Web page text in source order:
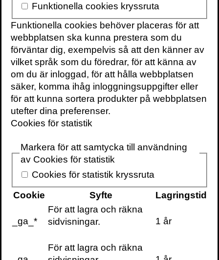
jag förstod, och Arash var tydlig med att det
inte skulle bli några spännande
krigsminnen. Det handlade mest om
pappans och Arashs funderingar och
erfarenheter från åren på Tjörn.
Men man vet ju aldrig, och snäll som man
är (ibland) så bad jag ändå att få läsa. Fast
egentligen handlade det nog mest om den
fega artighet som är ett av mina främsta
personliga kännetecken och ingenting jag
är särskilt stolt över.
Idag är jag ändå bra nöjd med den fega
artigheten. För det tog inte många sidor
innan jag skrattade högt för första gången.
Och sen skrattade jag igen och igen. Och
sen fick jag ont i magen. Och sen grät jag
en skvätt. Och sen skrattade jag lite till.
Och så fortsatte det på det viset med tre
skrattsalvor för varje tår, på ett ungefär.
är lika rolig han, fast på ett annat sätt.
Funktionella cookies kryssruta
Funktionella cookies behöver placeras för att
webbplatsen ska kunna prestera som du
förväntar dig, exempelvis så att den känner av
vilket språk som du föredrar, för att känna av
om du är inloggad, för att hålla webbplatsen
säker, komma ihåg inloggningsuppgifter eller
för att kunna sortera produkter på webbplatsen
utefter dina preferenser.
Cookies för statistik
Markera för att samtycka till användning
av Cookies för statistik
Cookies för statistik kryssruta
Cookie
Syfte Lagringstid
_ga_*
För att lagra och räkna
sidvisningar.
1 år
För att lagra och räkna